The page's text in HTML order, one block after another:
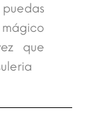
que